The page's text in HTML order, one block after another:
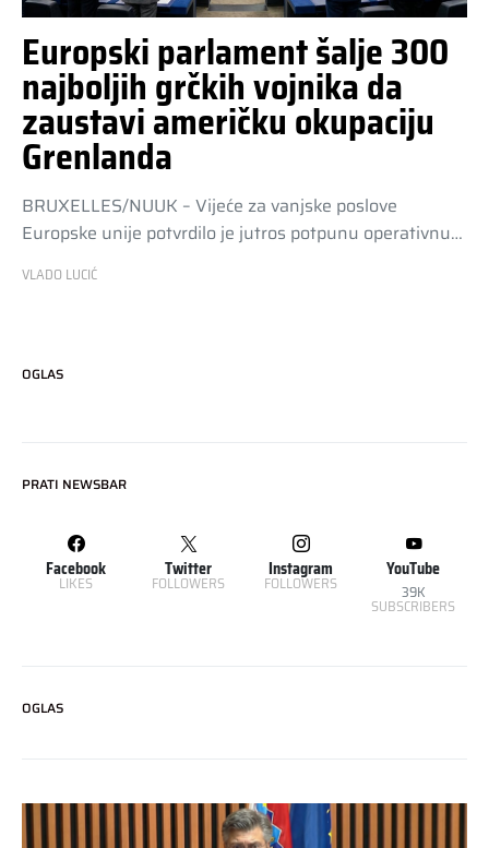
Europski parlament šalje 300
najboljih grčkih vojnika da
zaustavi američku okupaciju
Grenlanda
BRUXELLES/NUUK – Vijeće za vanjske poslove
Europske unije potvrdilo je jutros potpunu operativnu…
VLADO LUCIĆ
OGLAS
PRATI NEWSBAR
Facebook
LIKES
Twitter
FOLLOWERS
Instagram
FOLLOWERS
YouTube
39K
SUBSCRIBERS
OGLAS